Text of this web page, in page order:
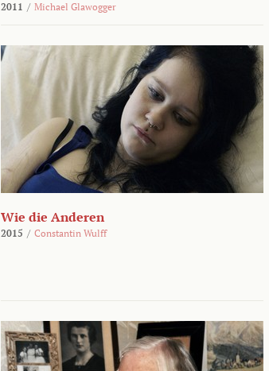
2011 / Michael Glawogger
Wie die Anderen
2015 / Constantin Wulff